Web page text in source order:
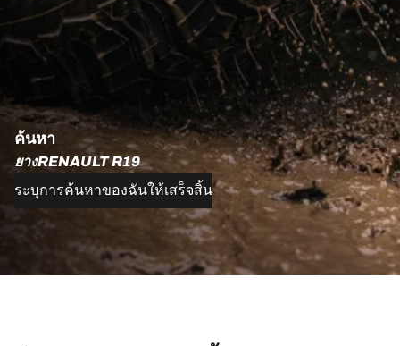
ค้นหา
ยางRENAULT R19
ระบุการค้นหาของฉันให้เสร็จสิ้น